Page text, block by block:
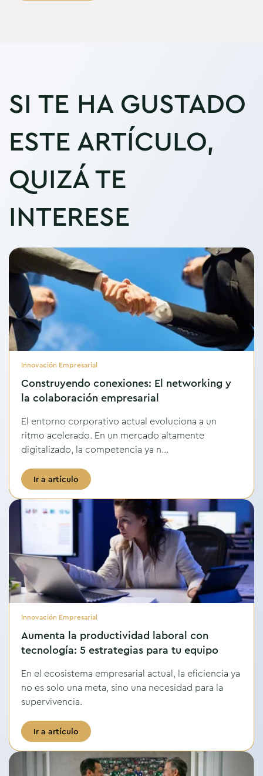
SI TE HA GUSTADO
ESTE ARTÍCULO,
QUIZÁ TE
INTERESE
Innovación Empresarial
Construyendo conexiones: El networking y
la colaboración empresarial
El entorno corporativo actual evoluciona a un
ritmo acelerado. En un mercado altamente
digitalizado, la competencia ya n...
Ir a artículo
Innovación Empresarial
Aumenta la productividad laboral con
tecnología: 5 estrategias para tu equipo
En el ecosistema empresarial actual, la eficiencia ya
no es solo una meta, sino una necesidad para la
supervivencia.
Ir a artículo